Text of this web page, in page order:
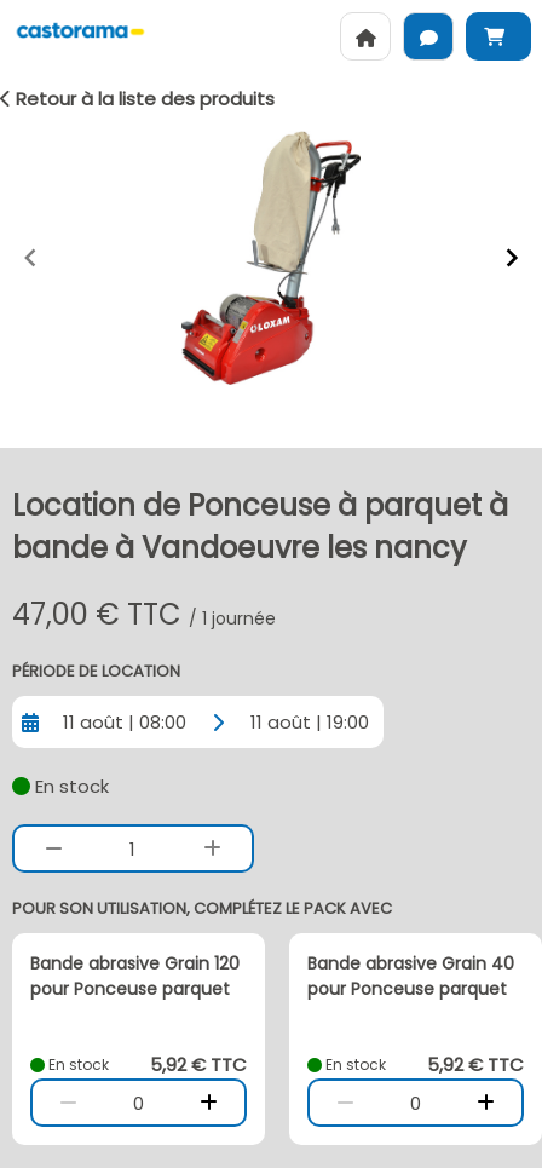
Retour à la liste des produits
Location de Ponceuse à parquet à
bande à Vandoeuvre les nancy
47,00 € TTC / 1 journée
PÉRIODE DE LOCATION
11 août | 08:00 11 août | 19:00
En stock
1
POUR SON UTILISATION, COMPLÉTEZ LE PACK AVEC
Bande abrasive Grain 120
pour Ponceuse parquet
En stock
5,92 € TTC
0
Bande abrasive Grain 40
pour Ponceuse parquet
En stock
5,92 € TTC
0